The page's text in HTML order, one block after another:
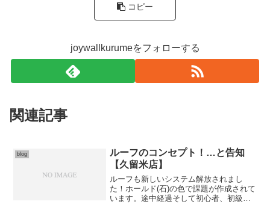
コピー
joywallkurumeをフォローする
関連記事
blog
ルーフのコンセプト！…と告知
【久留米店】
ルーフも新しいシステム解放されまし
た！ホールド(石)の色で課題が作成されて
います。途中経過そして初心者、初級